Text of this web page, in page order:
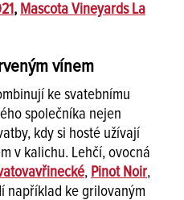
, Mascota Vineyards La
vínem
ke svatebnímu
společníka nejen
kdy si hosté užívají
v kalichu. Lehčí, ovocná
, Pinot Noir,
například ke grilovaným